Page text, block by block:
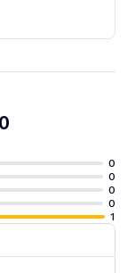
0
0
0
0
1